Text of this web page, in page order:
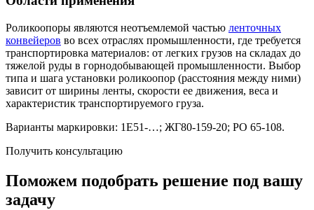
Роликоопоры являются неотъемлемой частью ленточных
конвейеров во всех отраслях промышленности, где требуется
транспортировка материалов: от легких грузов на складах до
тяжелой руды в горнодобывающей промышленности. Выбор
типа и шага установки роликоопор (расстояния между ними)
зависит от ширины ленты, скорости ее движения, веса и
характеристик транспортируемого груза.
Варианты маркировки: 1Е51-…; ЖГ80-159-20; РО 65-108.
Получить консультацию
Поможем подобрать решение под вашу
задачу